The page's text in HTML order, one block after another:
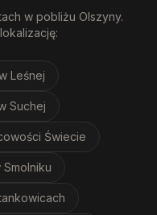
w pobliżu Olszyny.
Leśnej
Suchej
Świecie
Smolniku